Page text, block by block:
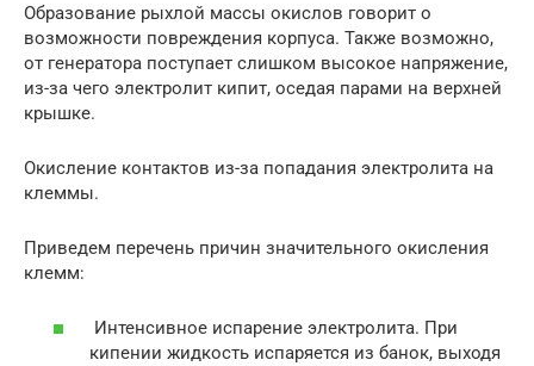
Образование рыхлой массы окислов говорит о
возможности повреждения корпуса. Также возможно,
от генератора поступает слишком высокое напряжение,
из-за чего электролит кипит, оседая парами на верхней
крышке.
Окисление контактов из-за попадания электролита на
клеммы.
Приведем перечень причин значительного окисления
клемм:
Интенсивное испарение электролита. При
кипении жидкость испаряется из банок, выходя